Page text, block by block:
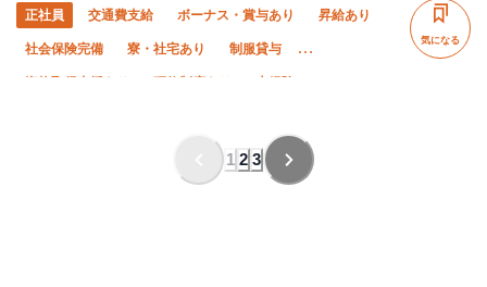
正社員 交通費支給 ボーナス・賞与あり 昇給あり
社会保険完備 寮・社宅あり 制服貸与
残業月10時間以下
気になる
1 2 3